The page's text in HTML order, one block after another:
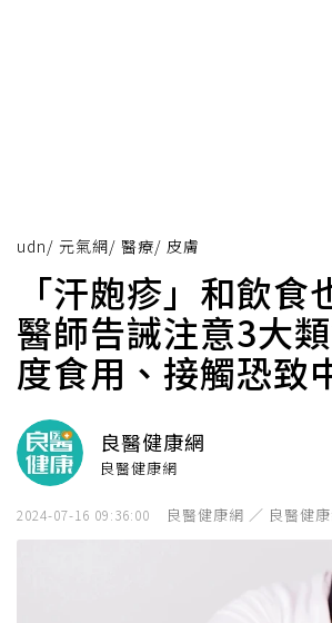
udn/ 元氣網/ 醫療/ 皮膚
「汗皰疹」和飲食
醫師告誡注意3大
度食用、接觸恐致
良醫健康網
良醫健康網
2024-07-16 09:36:00 良醫健康網 ／ 良醫健